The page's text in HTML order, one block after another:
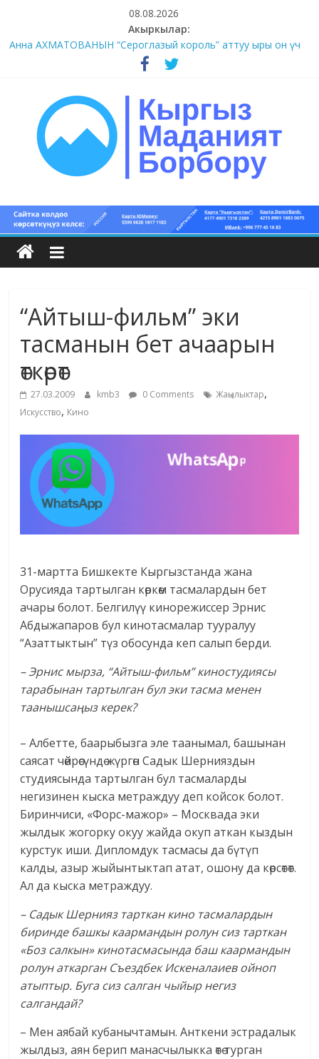
content
08.08.2026
Акыркылар:
Анна АХМАТОВАНЫН “Сероглазый король” аттуу ыры он үч
#9-10 (55 сөз сынагы)
#5-8 (55 сөз сынагы)
Кыргыз
маданият
Кыргыз
жана
адабияты
“Айтыш-фильм” эки
тасманын бет ачаарын
өткөрөт
27.03.2009 kmb3 0 Comments Жаңылыктар,
Искусство, Кино
31-мартта Бишкекте Кыргызстанда жана
Орусияда тартылган көркөм тасмалардын бет
ачары болот. Белгилүү кинорежиссер Эрнис
Абдыжапаров бул кинотасмалар тууралуу
“Азаттыктын” түз обосунда кеп салып берди.
– Эрнис мырза, “Айтыш-фильм” киностудиясы
тарабынан тартылган бул эки тасма менен
таанышсаңыз керек?
– Албетте, баарыбызга эле таанымал, башынан
саясат чөйрөсүндө жүргөн Садык Шернияздын
студиясында тартылган бул тасмаларды
негизинен кыска метраждуу деп койсок болот.
Биринчиси, «Форс-мажор» – Москвада эки
жылдык жогорку окуу жайда окуп аткан кыздын
курстук иши. Дипломдук тасмасы да бүтүп
калды, азыр жыйынтыктап атат, ошону да көрсөтөт.
Ал да кыска метраждуу.
– Садык Шернияз тарткан кино тасмалардын
биринде башкы каармандын ролун сиз тарткан
«Боз салкын» кинотасмасында баш каармандын
ролун аткарган Съездбек Искеналаиев ойноп
атыптыр. Буга сиз салган чыйыр негиз
салгандай?
– Мен аябай кубанычтамын. Анткени эстрадалык
жылдыз, аян берип манасчылыкка өтө турган